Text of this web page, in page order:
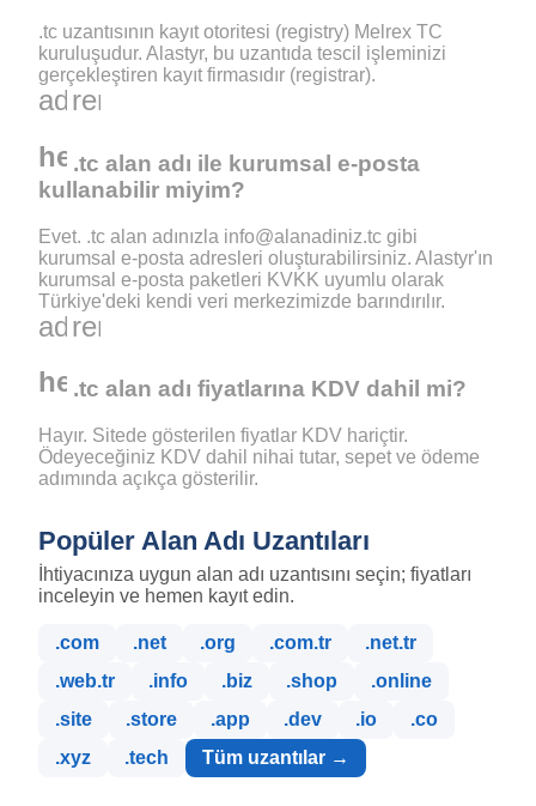
.tc uzantısının kayıt otoritesi (registry) Melrex TC
kuruluşudur. Alastyr, bu uzantıda tescil işleminizi
gerçekleştiren kayıt firmasıdır (registrar).
addremove
help_outline
.tc alan adı ile kurumsal e-posta
kullanabilir miyim?
Evet. .tc alan adınızla info@alanadiniz.tc gibi
kurumsal e-posta adresleri oluşturabilirsiniz. Alastyr'ın
kurumsal e-posta paketleri KVKK uyumlu olarak
Türkiye'deki kendi veri merkezimizde barındırılır.
addremove
help_outline
.tc alan adı fiyatlarına KDV dahil mi?
Hayır. Sitede gösterilen fiyatlar KDV hariçtir.
Ödeyeceğiniz KDV dahil nihai tutar, sepet ve ödeme
adımında açıkça gösterilir.
Popüler Alan Adı Uzantıları
İhtiyacınıza uygun alan adı uzantısını seçin; fiyatları
inceleyin ve hemen kayıt edin.
.com .net .org .com.tr
.net.tr
.web.tr
.info .biz .shop
.online
.site
.store .app .dev .io
.co
.xyz
.tech Tüm uzantılar →